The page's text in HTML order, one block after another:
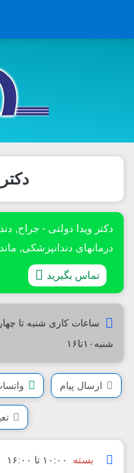
دکتر ویدا دولتی - جراح,
درمانهای دندانپزشکی,
تماس بگیرید
شنبه۱۰تا۱۶
ارسال پیام
بسته ۱۰:۰۰ تا ۱۶:۰۰